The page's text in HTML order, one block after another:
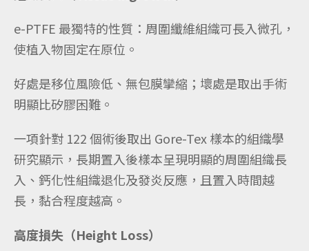
e-PTFE 最獨特的性質：周圍纖維組織可長入微孔，
使植入物固定在原位。
好處是移位風險低、無包膜攣縮；壞處是取出手術
明顯比矽膠困難。
一項針對 122 個術後取出 Gore-Tex 樣本的組織學
研究顯示，長期置入後樣本呈現明顯的周圍組織長
入、鈣化性組織退化及發炎反應，且置入時間越
長，黏合程度越高。
高度損失（Height Loss）